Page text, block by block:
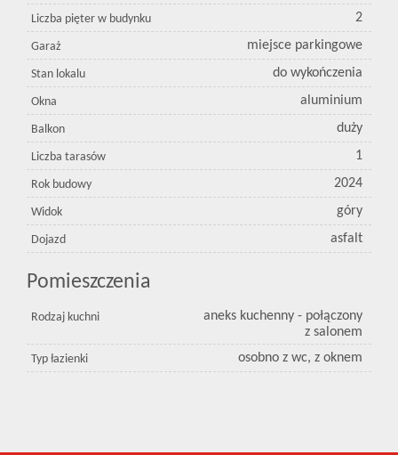
Liczba pięter w budynku 2
Garaż miejsce parkingowe
Stan lokalu do wykończenia
Okna aluminium
Balkon duży
Liczba tarasów 1
Rok budowy 2024
Widok góry
Dojazd asfalt
Pomieszczenia
Rodzaj kuchni
aneks kuchenny - połączony
z salonem
Typ łazienki osobno z wc, z oknem